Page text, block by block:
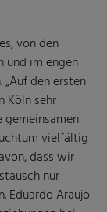
von den
und im engen
den ersten
Köln sehr
gemeinsamen
vielfältig
dass wir
nur
Eduardo Araujo